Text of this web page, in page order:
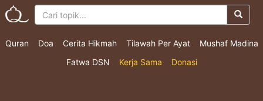
Quran Doa Cerita Hikmah Tilawah Per Ayat
Mushaf Madina
Fatwa DSN
Kerja Sama Donasi